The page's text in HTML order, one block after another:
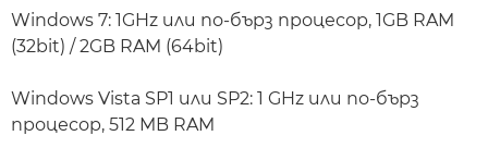
Windows 7: 1GHz или по-бърз процесор, 1GB RAM
(32bit) / 2GB RAM (64bit)
Windows Vista SP1 или SP2: 1 GHz или по-бърз
процесор, 512 MB RAM